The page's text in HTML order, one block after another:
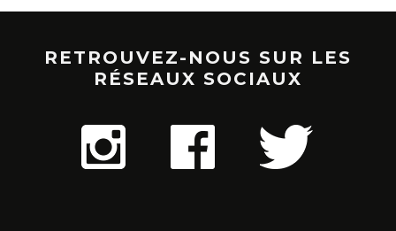
RETROUVEZ-NOUS SUR LES
RÉSEAUX SOCIAUX